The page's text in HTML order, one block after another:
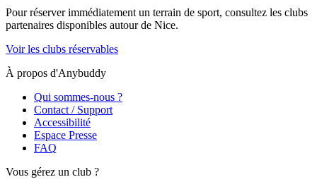
Pour réserver immédiatement un terrain de sport, consultez les clubs
partenaires disponibles autour de Nice.
Voir les clubs réservables
À propos d'Anybuddy
Qui sommes-nous ?
Contact / Support
Accessibilité
Espace Presse
FAQ
Vous gérez un club ?